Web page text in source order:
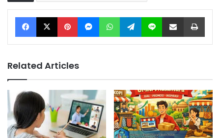
Facebook X Pinterest Messenger WhatsApp Telegram Line Share via Email
Related Articles